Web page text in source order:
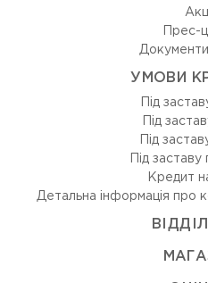
Прес-
УМОВИ
Під
Під
Під
Під заставу
Кредит
Детальна інформація про